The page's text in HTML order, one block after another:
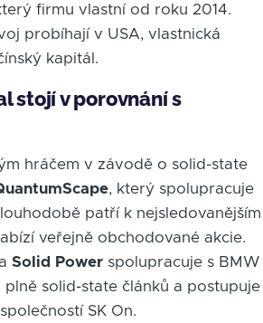
firmu vlastní od roku 2014.
probíhají v USA, vlastnická
kapitál.
stojí v porovnání s
hráčem v závodě o solid-state
, který spolupracuje
patří k nejsledovanějším
veřejně obchodované akcie.
Solid Power spolupracuje s BMW
solid-state článků a postupuje
SK On.